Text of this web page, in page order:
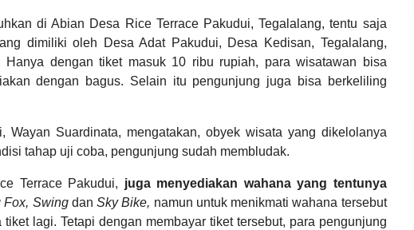
di Abian Desa Rice Terrace Pakudui, Tegalalang, tentu saja
dimiliki oleh Desa Adat Pakudui, Desa Kedisan, Tegalalang,
Hanya dengan tiket masuk 10 ribu rupiah, para wisatawan bisa
dengan bagus. Selain itu pengunjung juga bisa berkeliling
Wayan Suardinata, mengatakan, obyek wisata yang dikelolanya
tahap uji coba, pengunjung sudah membludak.
Terrace Pakudui, juga menyediakan wahana yang tentunya
Fox, Swing danSky Bike, namun untuk menikmati wahana tersebut
lagi. Tetapi dengan membayar tiket tersebut, para pengunjung